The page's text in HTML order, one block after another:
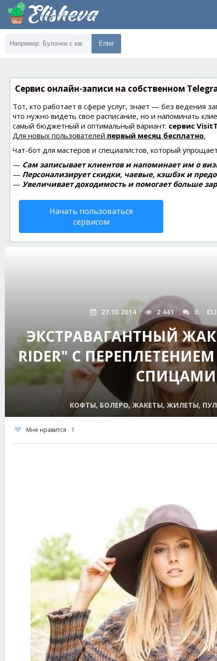
Enter
Сервис онлайн-записи на собственном
Тот, кто работает в сфере услуг, знает — без ведения
что нужно видеть свое расписание, но и напоминать
самый бюджетный и оптимальный вариант: сервис
Для новых пользователей первый месяц бесплатно.
Чат-бот для мастеров и специалистов, который
— Сам записывает клиентов и напоминает им о
— Персонализирует скидки, чаевые, кэшбэк и
— Увеличивает доходимость и помогает больше
Начать пользоваться
сервисом
27.10.2014 2 441 0
ЭКСТРАВАГАНТНЫЙ
RIDER" С
СПИЦАМИ
КОФТЫ, БОЛЕРО, ЖАКЕТЫ, ЖИЛЕТЫ,
Мне нравится 1